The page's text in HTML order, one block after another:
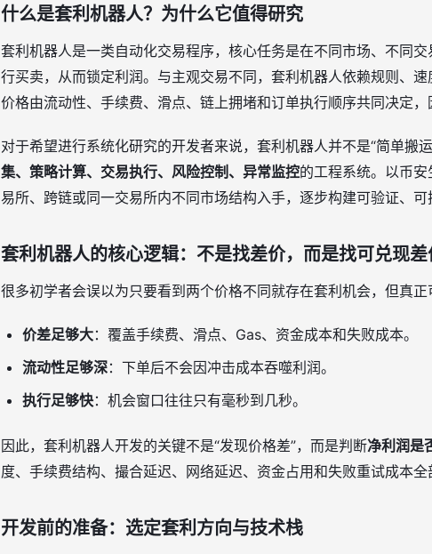
什么是套利机器人？为什么它值得研究
套利机器人是一类自动化交易程序，核心任务是在不同市场、不同
行买卖，从而锁定利润。与主观交易不同，套利机器人依赖规则、速
价格由流动性、手续费、滑点、链上拥堵和订单执行顺序共同决定，
对于希望进行系统化研究的开发者来说，套利机器人并不是“简单搬
集、策略计算、交易执行、风险控制、异常监控的工程系统。以币
易所、跨链或同一交易所内不同市场结构入手，逐步构建可验证、可
套利机器人的核心逻辑：不是找差价，而是找可兑现差
很多初学者会误以为只要看到两个价格不同就存在套利机会，但真正
价差足够大：覆盖手续费、滑点、Gas、资金成本和失败成本。
流动性足够深：下单后不会因冲击成本吞噬利润。
执行足够快：机会窗口往往只有毫秒到几秒。
因此，套利机器人开发的关键不是“发现价格差”，而是判断净利润是
度、手续费结构、撮合延迟、网络延迟、资金占用和失败重试成本全
开发前的准备：选定套利方向与技术栈